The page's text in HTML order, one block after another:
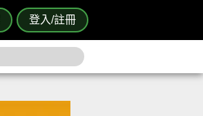
登入/註冊